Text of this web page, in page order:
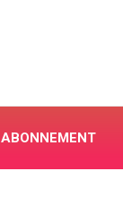
ABONNEMENT